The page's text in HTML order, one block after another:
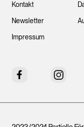
Kontakt
Newsletter
Impressum
Facebook Instagram